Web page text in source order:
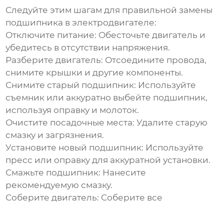
Следуйте этим шагам для правильнойзамены
подшипника в электродвигателе:
Отключите питание: Обесточьте двигатель и
убедитесь в отсутствии напряжения.
Разберите двигатель: Отсоедините провода,
снимите крышки и другие компоненты.
Снимите старый подшипник: Используйте
съемник или аккуратно выбейте подшипник,
используя оправку и молоток.
Очистите посадочные места: Удалите старую
смазку и загрязнения.
Установите новый подшипник: Используйте
пресс или оправку для аккуратной установки.
Смажьте подшипник: Нанесите
рекомендуемую смазку.
Соберите двигатель: Соберите все